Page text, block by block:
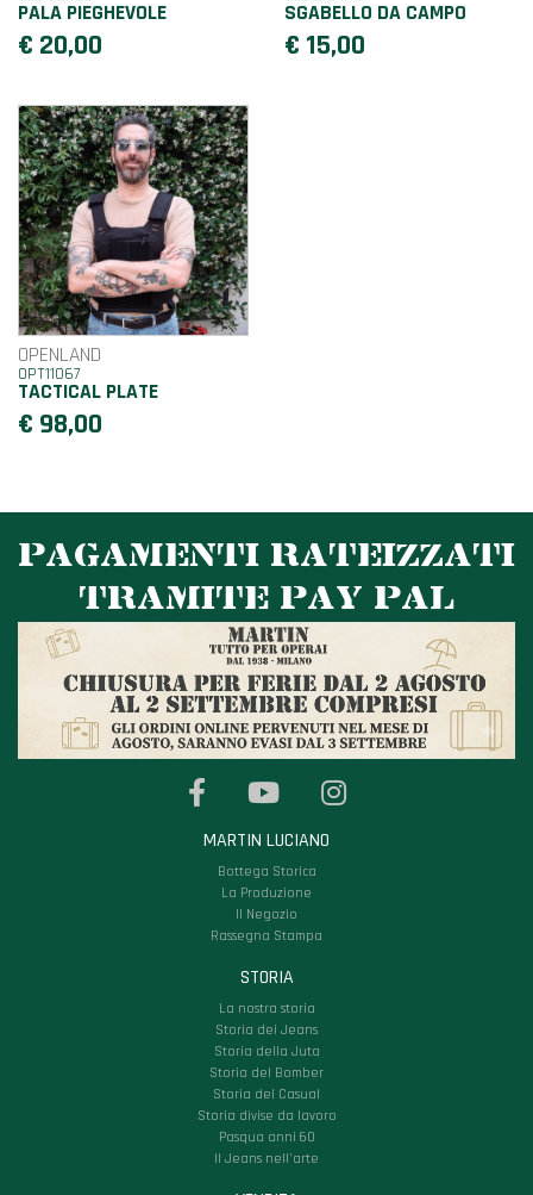
PALA PIEGHEVOLE
€ 20,00
SGABELLO DA CAMPO
€ 15,00
OPENLAND
OPT11067
TACTICAL PLATE
€ 98,00
PAGAMENTI RATEIZZATI
TRAMITE PAY PAL
MARTIN LUCIANO
Bottega Storica
La Produzione
Il Negozio
Rassegna Stampa
STORIA
La nostra storia
Storia dei Jeans
Storia della Juta
Storia del Bomber
Storia del Casual
Storia divise da lavoro
Pasqua anni 60
Il Jeans nell'arte